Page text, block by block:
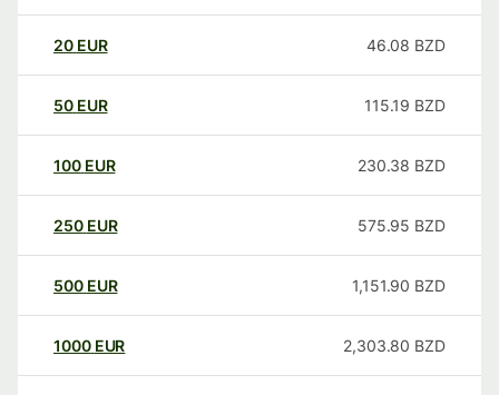
20 EUR 46.08 BZD
50 EUR 115.19 BZD
100 EUR 230.38 BZD
250 EUR 575.95 BZD
500 EUR 1,151.90 BZD
1000 EUR 2,303.80 BZD